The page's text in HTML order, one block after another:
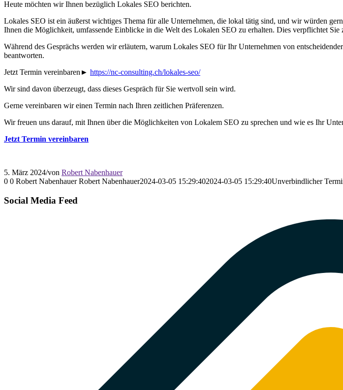
Heute möchten wir Ihnen bezüglich Lokales SEO berichten.
Lokales SEO ist ein äußerst wichtiges Thema für alle Unternehmen, die lokal tätig sind, und wir würden
Ihnen die Möglichkeit, umfassende Einblicke in die Welt des Lokalen SEO zu erhalten. Dies verpflichtet Sie
Während des Gesprächs werden wir erläutern, warum Lokales SEO für Ihr Unternehmen von
beantworten.
Jetzt Termin vereinbaren► https://nc-consulting.ch/lokales-seo/
Wir sind davon überzeugt, dass dieses Gespräch für Sie wertvoll sein wird.
Gerne vereinbaren wir einen Termin nach Ihren zeitlichen Präferenzen.
Wir freuen uns darauf, mit Ihnen über die Möglichkeiten von Lokalem SEO zu sprechen und wie es Ihr
Jetzt Termin vereinbaren
5. März 2024/von Robert Nabenhauer
0 0 Robert Nabenhauer Robert Nabenhauer2024-03-05 15:29:402024-03-05 15:29:40Unverbindlicher
Social Media Feed